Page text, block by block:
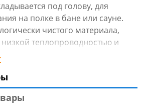
под голову, для
на полке в бане или сауне.
чистого материала,
теплопроводностью и
Россия